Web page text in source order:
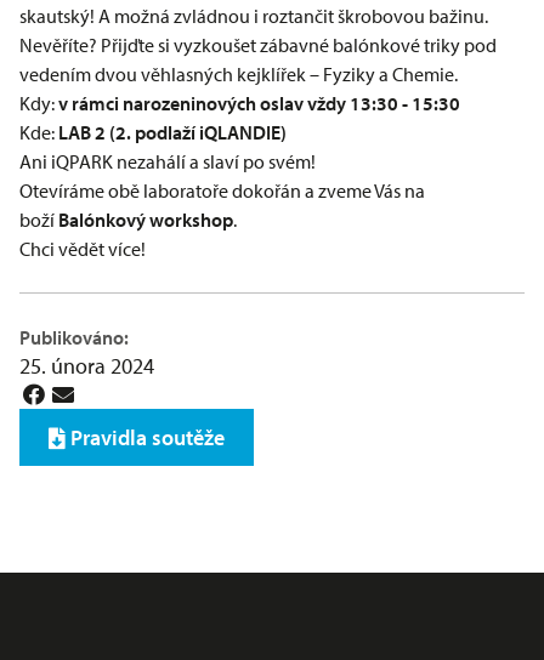
skautský! A možná zvládnou i roztančit škrobovou bažinu.
Nevěříte? Přijďte si vyzkoušet zábavné balónkové triky pod
vedením dvou věhlasných kejklířek – Fyziky a Chemie.
Kdy:v rámci narozeninových oslav vždy 13:30 - 15:30
Kde: LAB 2 (2. podlažíiQLANDIE)
Ani iQPARK nezahálí a slaví po svém!
Otevíráme obě laboratoře dokořán a zveme Vás na
boží Balónkový workshop.
Chci vědět více!
Publikováno:
25. února 2024
Pravidla soutěže